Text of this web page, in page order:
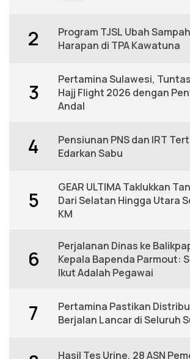
2
Program TJSL Ubah
Harapan di TPA Kawatuna
3
Pertamina Sulawesi,
Hajj Flight 2026 dengan
Andal
4
Pensiunan PNS dan IRT
Edarkan Sabu
5
GEAR ULTIMA Taklukkan
Dari Selatan Hingga Utara
KM
6
Perjalanan Dinas ke
Kepala Bapenda Parmout:
Ikut Adalah Pegawai
7
Pertamina Pastikan
Berjalan Lancar di Seluruh
Hasil Tes Urine, 28 ASN